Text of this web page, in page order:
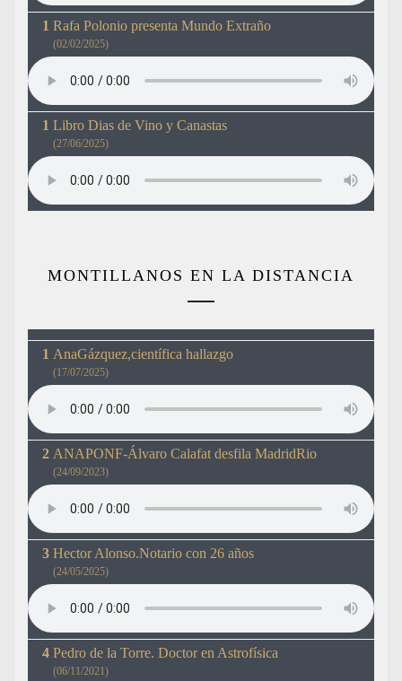
Rafa Polonio presenta Mundo Extraño
(02/02/2025)
Libro Dias de Vino y Canastas
(27/06/2025)
MONTILLANOS EN LA DISTANCIA
AnaGázquez,científica hallazgo
(17/07/2025)
ANAPONF-Álvaro Calafat desfila MadridRio
(24/09/2023)
Hector Alonso.Notario con 26 años
(24/05/2025)
Pedro de la Torre. Doctor en Astrofísica
(06/11/2021)